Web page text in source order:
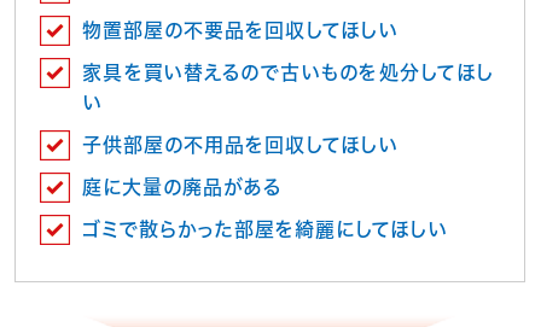
物置部屋の不要品を回収してほしい
家具を買い替えるので古いものを処分してほし
い
子供部屋の不用品を回収してほしい
庭に大量の廃品がある
ゴミで散らかった部屋を綺麗にしてほしい